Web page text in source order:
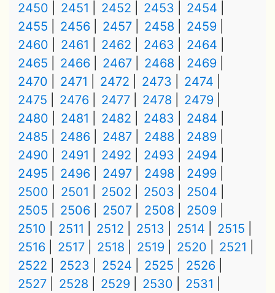
2450
2451 2452 2453
2454
2455
2456 2457 2458
2459
2460
2461 2462 2463
2464
2465
2466 2467 2468
2469
2470
2471 2472 2473
2474
2475
2476 2477 2478
2479
2480
2481 2482 2483
2484
2485
2486 2487 2488
2489
2490
2491 2492 2493
2494
2495
2496 2497 2498
2499
2500
2501 2502 2503
2504
2505
2506 2507 2508
2509
2510
2511 2512 2513 2514
2515
2516
2517 2518 2519 2520
2521
2522
2523 2524 2525
2526
2527
2528 2529 2530
2531